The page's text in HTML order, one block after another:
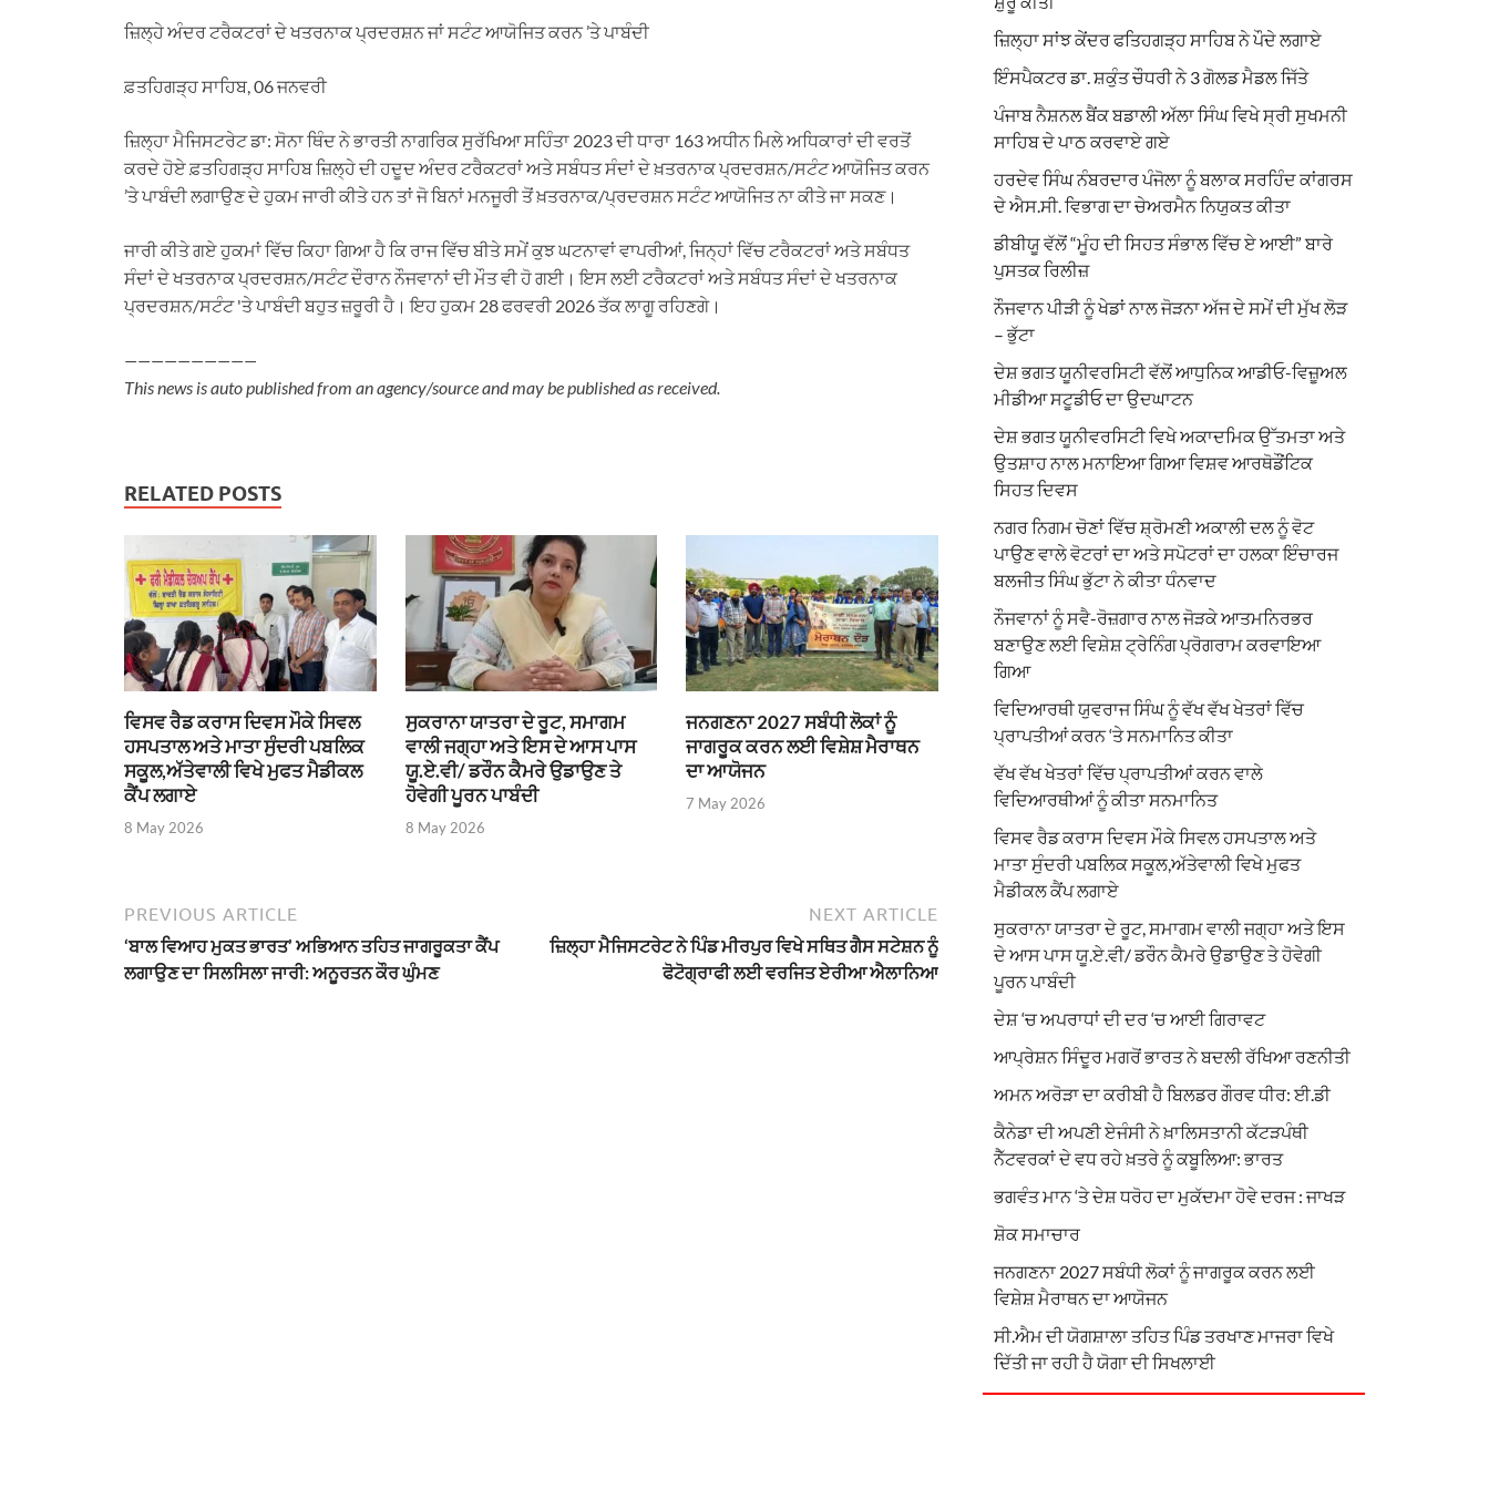
a
s
A
p
p
l
g
r
a
m
c
b
o
o
k
n
e
d
I
n
a
ਜ਼ਿਲ੍ਹੇ ਅੰਦਰ ਟਰੈਕਟਰਾਂ ਦੇ ਖਤਰਨਾਕ ਪ੍ਰਦਰਸ਼ਨ ਜਾਂ ਸਟੰਟ ਆਯੋਜਿਤ ਕਰਨ ’ਤੇ ਪਾਬੰਦੀ
ਫ਼ਤਹਿਗੜ੍ਹ ਸਾਹਿਬ, 06 ਜਨਵਰੀ
ਜ਼ਿਲ੍ਹਾ ਮੈਜਿਸਟਰੇਟ ਡਾ: ਸੋਨਾ ਥਿੰਦ ਨੇ ਭਾਰਤੀ ਨਾਗਰਿਕ ਸੁਰੱਖਿਆ ਸਹਿੰਤਾ 2023 ਦੀ ਧਾਰਾ 163 ਅਧੀਨ ਮਿਲੇ ਅਧਿਕਾਰਾਂ ਦੀ ਵਰਤੋਂ
ਕਰਦੇ ਹੋਏ ਫ਼ਤਹਿਗੜ੍ਹ ਸਾਹਿਬ ਜ਼ਿਲ੍ਹੇ ਦੀ ਹਦੂਦ ਅੰਦਰ ਟਰੈਕਟਰਾਂ ਅਤੇ ਸਬੰਧਤ ਸੰਦਾਂ ਦੇ ਖ਼ਤਰਨਾਕ ਪ੍ਰਦਰਸ਼ਨ/ਸਟੰਟ ਆਯੋਜਿਤ ਕਰਨ
’ਤੇ ਪਾਬੰਦੀ ਲਗਾਉਣ ਦੇ ਹੁਕਮ ਜਾਰੀ ਕੀਤੇ ਹਨ ਤਾਂ ਜੋ ਬਿਨਾਂ ਮਨਜੂਰੀ ਤੋਂ ਖ਼ਤਰਨਾਕ/ਪ੍ਰਦਰਸ਼ਨ ਸਟੰਟ ਆਯੋਜਿਤ ਨਾ ਕੀਤੇ ਜਾ ਸਕਣ।
ਜਾਰੀ ਕੀਤੇ ਗਏ ਹੁਕਮਾਂ ਵਿੱਚ ਕਿਹਾ ਗਿਆ ਹੈ ਕਿ ਰਾਜ ਵਿੱਚ ਬੀਤੇ ਸਮੇਂ ਕੁਝ ਘਟਨਾਵਾਂ ਵਾਪਰੀਆਂ, ਜਿਨ੍ਹਾਂ ਵਿੱਚ ਟਰੈਕਟਰਾਂ ਅਤੇ ਸਬੰਧਤ
ਸੰਦਾਂ ਦੇ ਖਤਰਨਾਕ ਪ੍ਰਦਰਸ਼ਨ/ਸਟੰਟ ਦੌਰਾਨ ਨੌਜਵਾਨਾਂ ਦੀ ਮੌਤ ਵੀ ਹੋ ਗਈ। ਇਸ ਲਈ ਟਰੈਕਟਰਾਂ ਅਤੇ ਸਬੰਧਤ ਸੰਦਾਂ ਦੇ ਖਤਰਨਾਕ
ਪ੍ਰਦਰਸ਼ਨ/ਸਟੰਟ 'ਤੇ ਪਾਬੰਦੀ ਬਹੁਤ ਜ਼ਰੂਰੀ ਹੈ। ਇਹ ਹੁਕਮ 28 ਫਰਵਰੀ 2026 ਤੱਕ ਲਾਗੂ ਰਹਿਣਗੇ।
——————————
This news is auto published from an agency/source and may be published as received.
RELATED POSTS
ਵਿਸਵ ਰੈਡ ਕਰਾਸ ਦਿਵਸ ਮੌਕੇ ਸਿਵਲ
ਹਸਪਤਾਲ ਅਤੇ ਮਾਤਾ ਸੁੰਦਰੀ ਪਬਲਿਕ
ਸਕੂਲ,ਅੱਤੇਵਾਲੀ ਵਿਖੇ ਮੁਫਤ ਮੈਡੀਕਲ
ਕੈਂਪ ਲਗਾਏ
8 May 2026
ਸੁਕਰਾਨਾ ਯਾਤਰਾ ਦੇ ਰੂਟ, ਸਮਾਗਮ
ਵਾਲੀ ਜਗ੍ਹਾ ਅਤੇ ਇਸ ਦੇ ਆਸ ਪਾਸ
ਯੂ.ਏ.ਵੀ/ ਡਰੌਨ ਕੈਮਰੇ ਉਡਾਉਣ ਤੇ
ਹੋਵੇਗੀ ਪੂਰਨ ਪਾਬੰਦੀ
8 May 2026
ਜਨਗਣਨਾ 2027 ਸਬੰਧੀ ਲੋਕਾਂ ਨੂੰ
ਜਾਗਰੂਕ ਕਰਨ ਲਈ ਵਿਸ਼ੇਸ਼ ਮੈਰਾਥਨ
ਦਾ ਆਯੋਜਨ
7 May 2026
PREVIOUS ARTICLE
‘ਬਾਲ ਵਿਆਹ ਮੁਕਤ ਭਾਰਤ’ ਅਭਿਆਨ ਤਹਿਤ ਜਾਗਰੂਕਤਾ ਕੈਂਪ
ਲਗਾਉਣ ਦਾ ਸਿਲਸਿਲਾ ਜਾਰੀ: ਅਨੂਰਤਨ ਕੌਰ ਘੁੰਮਣ
NEXT ARTICLE
ਜ਼ਿਲ੍ਹਾ ਮੈਜਿਸਟਰੇਟ ਨੇ ਪਿੰਡ ਮੀਰਪੁਰ ਵਿਖੇ ਸਥਿਤ ਗੈਸ ਸਟੇਸ਼ਨ ਨੂੰ
ਫੋਟੋਗ੍ਰਾਫੀ ਲਈ ਵਰਜਿਤ ਏਰੀਆ ਐਲਾਨਿਆ
ਜ਼ਿਲ੍ਹਾ ਸਾਂਝ ਕੇਂਦਰ ਫਤਿਹਗੜ੍ਹ ਸਾਹਿਬ ਨੇ ਪੌਦੇ ਲਗਾਏ
ਇੰਸਪੈਕਟਰ ਡਾ. ਸ਼ਕੁੰਤ ਚੌਧਰੀ ਨੇ 3 ਗੋਲਡ ਮੈਡਲ ਜਿੱਤੇ
ਪੰਜਾਬ ਨੈਸ਼ਨਲ ਬੈਂਕ ਬਡਾਲੀ ਅੱਲਾ ਸਿੰਘ ਵਿਖੇ ਸ੍ਰੀ ਸੁਖਮਨੀ
ਸਾਹਿਬ ਦੇ ਪਾਠ ਕਰਵਾਏ ਗਏ
ਹਰਦੇਵ ਸਿੰਘ ਨੰਬਰਦਾਰ ਪੰਜੋਲਾ ਨੂੰ ਬਲਾਕ ਸਰਹਿੰਦ ਕਾਂਗਰਸ
ਦੇ ਐਸ.ਸੀ. ਵਿਭਾਗ ਦਾ ਚੇਅਰਮੈਨ ਨਿਯੁਕਤ ਕੀਤਾ
ਡੀਬੀਯੂ ਵੱਲੋਂ “ਮੂੰਹ ਦੀ ਸਿਹਤ ਸੰਭਾਲ ਵਿੱਚ ਏ ਆਈ” ਬਾਰੇ
ਪੁਸਤਕ ਰਿਲੀਜ਼
ਨੌਜਵਾਨ ਪੀੜੀ ਨੂੰ ਖੇਡਾਂ ਨਾਲ ਜੋੜਨਾ ਅੱਜ ਦੇ ਸਮੇਂ ਦੀ ਮੁੱਖ ਲੋੜ
– ਭੁੱਟਾ
ਦੇਸ਼ ਭਗਤ ਯੂਨੀਵਰਸਿਟੀ ਵੱਲੋਂ ਆਧੁਨਿਕ ਆਡੀਓ-ਵਿਜ਼ੂਅਲ
ਮੀਡੀਆ ਸਟੂਡੀਓ ਦਾ ਉਦਘਾਟਨ
ਦੇਸ਼ ਭਗਤ ਯੂਨੀਵਰਸਿਟੀ ਵਿਖੇ ਅਕਾਦਮਿਕ ਉੱਤਮਤਾ ਅਤੇ
ਉਤਸ਼ਾਹ ਨਾਲ ਮਨਾਇਆ ਗਿਆ ਵਿਸ਼ਵ ਆਰਥੋਡੌਂਟਿਕ
ਸਿਹਤ ਦਿਵਸ
ਨਗਰ ਨਿਗਮ ਚੋਣਾਂ ਵਿੱਚ ਸ਼੍ਰੋਮਣੀ ਅਕਾਲੀ ਦਲ ਨੂੰ ਵੋਟ
ਪਾਉਣ ਵਾਲੇ ਵੋਟਰਾਂ ਦਾ ਅਤੇ ਸਪੋਟਰਾਂ ਦਾ ਹਲਕਾ ਇੰਚਾਰਜ
ਬਲਜੀਤ ਸਿੰਘ ਭੁੱਟਾ ਨੇ ਕੀਤਾ ਧੰਨਵਾਦ
ਨੌਜਵਾਨਾਂ ਨੂੰ ਸਵੈ-ਰੋਜ਼ਗਾਰ ਨਾਲ ਜੋੜਕੇ ਆਤਮਨਿਰਭਰ
ਬਣਾਉਣ ਲਈ ਵਿਸ਼ੇਸ਼ ਟ੍ਰੇਨਿੰਗ ਪ੍ਰੋਗਰਾਮ ਕਰਵਾਇਆ
ਗਿਆ
ਵਿਦਿਆਰਥੀ ਯੁਵਰਾਜ ਸਿੰਘ ਨੂੰ ਵੱਖ ਵੱਖ ਖੇਤਰਾਂ ਵਿੱਚ
ਪ੍ਰਾਪਤੀਆਂ ਕਰਨ ‘ਤੇ ਸਨਮਾਨਿਤ ਕੀਤਾ
ਵੱਖ ਵੱਖ ਖੇਤਰਾਂ ਵਿੱਚ ਪ੍ਰਾਪਤੀਆਂ ਕਰਨ ਵਾਲੇ
ਵਿਦਿਆਰਥੀਆਂ ਨੂੰ ਕੀਤਾ ਸਨਮਾਨਿਤ
ਵਿਸਵ ਰੈਡ ਕਰਾਸ ਦਿਵਸ ਮੌਕੇ ਸਿਵਲ ਹਸਪਤਾਲ ਅਤੇ
ਮਾਤਾ ਸੁੰਦਰੀ ਪਬਲਿਕ ਸਕੂਲ,ਅੱਤੇਵਾਲੀ ਵਿਖੇ ਮੁਫਤ
ਮੈਡੀਕਲ ਕੈਂਪ ਲਗਾਏ
ਸੁਕਰਾਨਾ ਯਾਤਰਾ ਦੇ ਰੂਟ, ਸਮਾਗਮ ਵਾਲੀ ਜਗ੍ਹਾ ਅਤੇ ਇਸ
ਦੇ ਆਸ ਪਾਸ ਯੂ.ਏ.ਵੀ/ ਡਰੌਨ ਕੈਮਰੇ ਉਡਾਉਣ ਤੇ ਹੋਵੇਗੀ
ਪੂਰਨ ਪਾਬੰਦੀ
ਦੇਸ਼ ‘ਚ ਅਪਰਾਧਾਂ ਦੀ ਦਰ ‘ਚ ਆਈ ਗਿਰਾਵਟ
ਆਪ੍ਰੇਸ਼ਨ ਸਿੰਦੂਰ ਮਗਰੋਂ ਭਾਰਤ ਨੇ ਬਦਲੀ ਰੱਖਿਆ ਰਣਨੀਤੀ
ਅਮਨ ਅਰੋੜਾ ਦਾ ਕਰੀਬੀ ਹੈ ਬਿਲਡਰ ਗੌਰਵ ਧੀਰ: ਈ.ਡੀ
ਕੈਨੇਡਾ ਦੀ ਅਪਣੀ ਏਜੰਸੀ ਨੇ ਖ਼ਾਲਿਸਤਾਨੀ ਕੱਟੜਪੰਥੀ
ਨੈੱਟਵਰਕਾਂ ਦੇ ਵਧ ਰਹੇ ਖ਼ਤਰੇ ਨੂੰ ਕਬੂਲਿਆ: ਭਾਰਤ
ਭਗਵੰਤ ਮਾਨ ‘ਤੇ ਦੇਸ਼ ਧਰੋਹ ਦਾ ਮੁਕੱਦਮਾ ਹੋਵੇ ਦਰਜ : ਜਾਖੜ
ਸ਼ੋਕ ਸਮਾਚਾਰ
ਜਨਗਣਨਾ 2027 ਸਬੰਧੀ ਲੋਕਾਂ ਨੂੰ ਜਾਗਰੂਕ ਕਰਨ ਲਈ
ਵਿਸ਼ੇਸ਼ ਮੈਰਾਥਨ ਦਾ ਆਯੋਜਨ
ਸੀ.ਐਮ ਦੀ ਯੋਗਸ਼ਾਲਾ ਤਹਿਤ ਪਿੰਡ ਤਰਖਾਣ ਮਾਜਰਾ ਵਿਖੇ
ਦਿੱਤੀ ਜਾ ਰਹੀ ਹੈ ਯੋਗਾ ਦੀ ਸਿਖਲਾਈ